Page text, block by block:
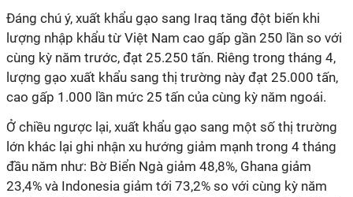
Đáng chú ý, xuất khẩu gạo sang Iraq tăng đột biến khi
lượng nhập khẩu từ Việt Nam cao gấp gần 250 lần so với
cùng kỳ năm trước, đạt 25.250 tấn. Riêng trong tháng 4,
lượng gạo xuất khẩu sang thị trường này đạt 25.000 tấn,
cao gấp 1.000 lần mức 25 tấn của cùng kỳ năm ngoái.
Ở chiều ngược lại, xuất khẩu gạo sang một số thị trường
lớn khác lại ghi nhận xu hướng giảm mạnh trong 4 tháng
đầu năm như: Bờ Biển Ngà giảm 48,8%, Ghana giảm
23,4% và Indonesia giảm tới 73,2% so với cùng kỳ năm